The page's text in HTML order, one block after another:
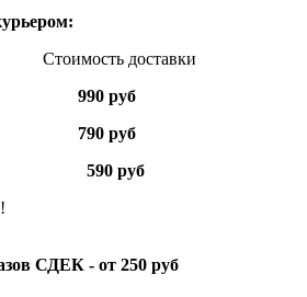
доставки
руб
990 руб
руб 790 руб
руб 590 руб
СДЕК - от 250 руб